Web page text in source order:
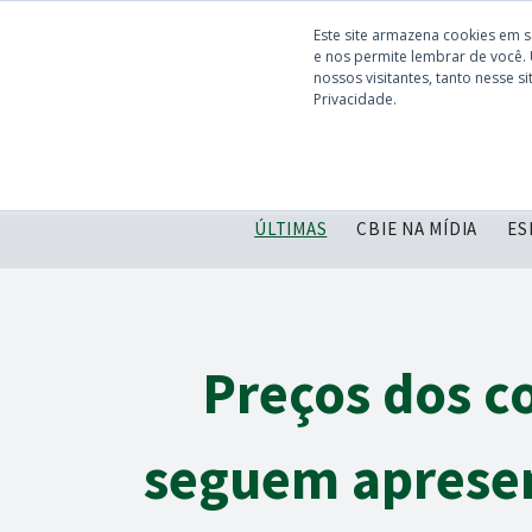
Este site armazena cookies
e nos permite lembrar de
nossos visitantes, tanto nesse
Privacidade.
ÚLTIMAS CBIE NA MÍDIA
Preços dos
seguem